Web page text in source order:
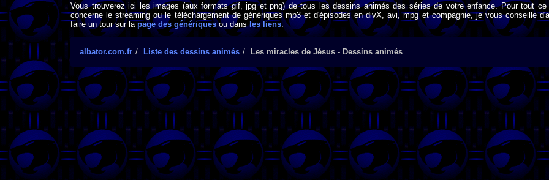
Vous trouverez ici les images (aux formats gif, jpg et png) de tous les dessins animés des séries de votre enfance. Pour tout ce
concerne le streaming ou le téléchargement de génériques mp3 et d'épisodes en divX, avi, mpg et compagnie, je vous conseille
faire un tour sur lapage des génériquesou dansles liens.
albator.com.fr Liste des dessins animés Les miracles de Jésus - Dessins animés